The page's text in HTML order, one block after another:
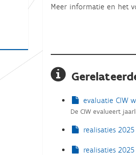
Meer informatie en het
evaluatie CIW
De CIW evalueert
realisaties
realisaties